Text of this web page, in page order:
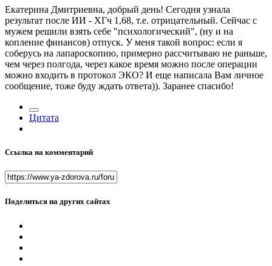
Екатерина Дмитриевна, добрый день! Сегодня узнала
результат после ИИ - ХГч 1,68, т.е. отрицательный. Сейчас с
мужем решили взять себе "психологический", (ну и на
копление финансов) отпуск. У меня такой вопрос: если я
соберусь на лапароскопию, примерно рассчитываю не раньше,
чем через полгода, через какое время можно после операции
можно входить в протокол ЭКО? И еще написала Вам личное
сообщение, тоже буду ждать ответа)). Заранее спасибо!
Цитата
Ссылка на комментарий
Поделиться на других сайтах